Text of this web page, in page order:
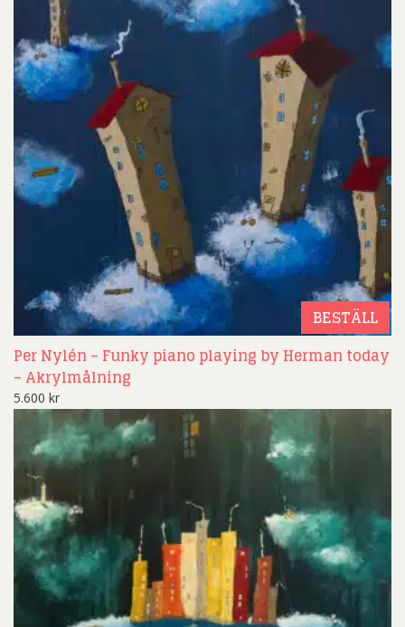
BESTÄLL
Per Nylén – Funky piano playing by Herman today
– Akrylmålning
5.600 kr